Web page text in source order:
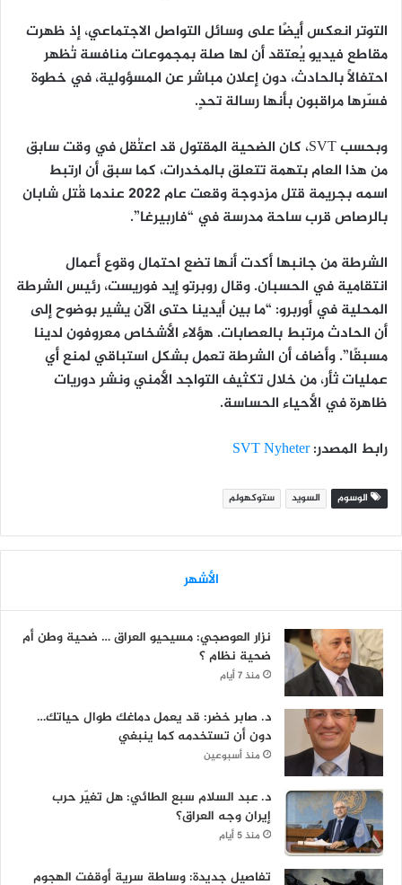
التوتر انعكس أيضًا على وسائل التواصل الاجتماعي، إذ ظهرت
مقاطع فيديو يُعتقد أن لها صلة بمجموعات منافسة تُظهر
احتفالًا بالحادث، دون إعلان مباشر عن المسؤولية، في خطوة
فسّرها مراقبون بأنها رسالة تحدٍ.
وبحسب SVT، كان الضحية المقتول قد اعتُقل في وقت سابق
من هذا العام بتهمة تتعلق بالمخدرات، كما سبق أن ارتبط
اسمه بجريمة قتل مزدوجة وقعت عام 2022 عندما قُتل شابان
بالرصاص قرب ساحة مدرسة في “فاربيرغا”.
الشرطة من جانبها أكدت أنها تضع احتمال وقوع أعمال
انتقامية في الحسبان. وقال روبرتو إيد فوريست، رئيس الشرطة
المحلية في أوربرو: “ما بين أيدينا حتى الآن يشير بوضوح إلى
أن الحادث مرتبط بالعصابات. هؤلاء الأشخاص معروفون لدينا
مسبقًا”. وأضاف أن الشرطة تعمل بشكل استباقي لمنع أي
عمليات ثأر، من خلال تكثيف التواجد الأمني ونشر دوريات
ظاهرة في الأحياء الحساسة.
رابط المصدر:SVT Nyheter
الوسوم السويد ستوكهولم
الأشهر
نزار العوصجي: مسيحيو العراق … ضحية وطن أم
ضحية نظام ؟
منذ 7 أيام
د. صابر خضر: قد يعمل دماغك طوال حياتك…
دون أن تستخدمه كما ينبغي
منذ أسبوعين
د. عبد السلام سبع الطائي: هل تغيّر حرب
إيران وجه العراق؟
منذ 5 أيام
تفاصيل جديدة: وساطة سرية أوقفت الهجوم